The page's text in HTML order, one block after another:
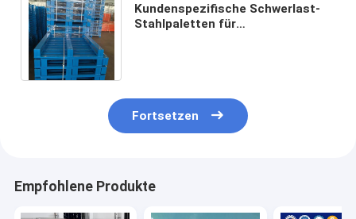
Kundenspezifische Schwerlast-
Stahlpaletten für
Fortsetzen
Empfohlene Produkte